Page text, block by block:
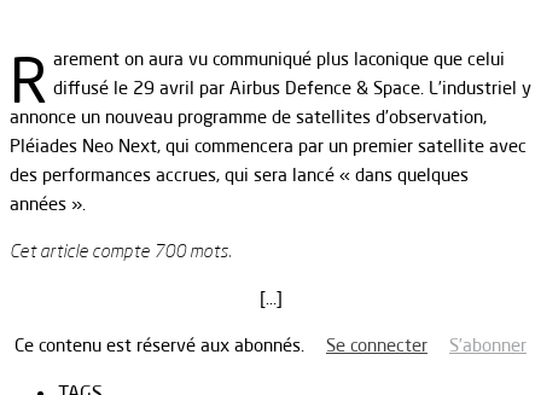
R arement on aura vu communiqué plus laconique que celui
diffusé le 29 avril par Airbus Defence & Space. L’industriel y
annonce un nouveau programme de satellites d’observation,
Pléiades Neo Next, qui commencera par un premier satellite avec
des performances accrues, qui sera lancé « dans quelques
années ».
Cet article compte 700 mots.
[…]
Ce contenu est réservé aux abonnés. Se connecter S’abonner